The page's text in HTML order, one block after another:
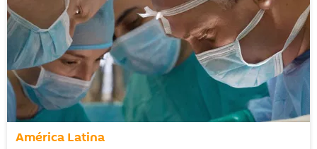
América Latina